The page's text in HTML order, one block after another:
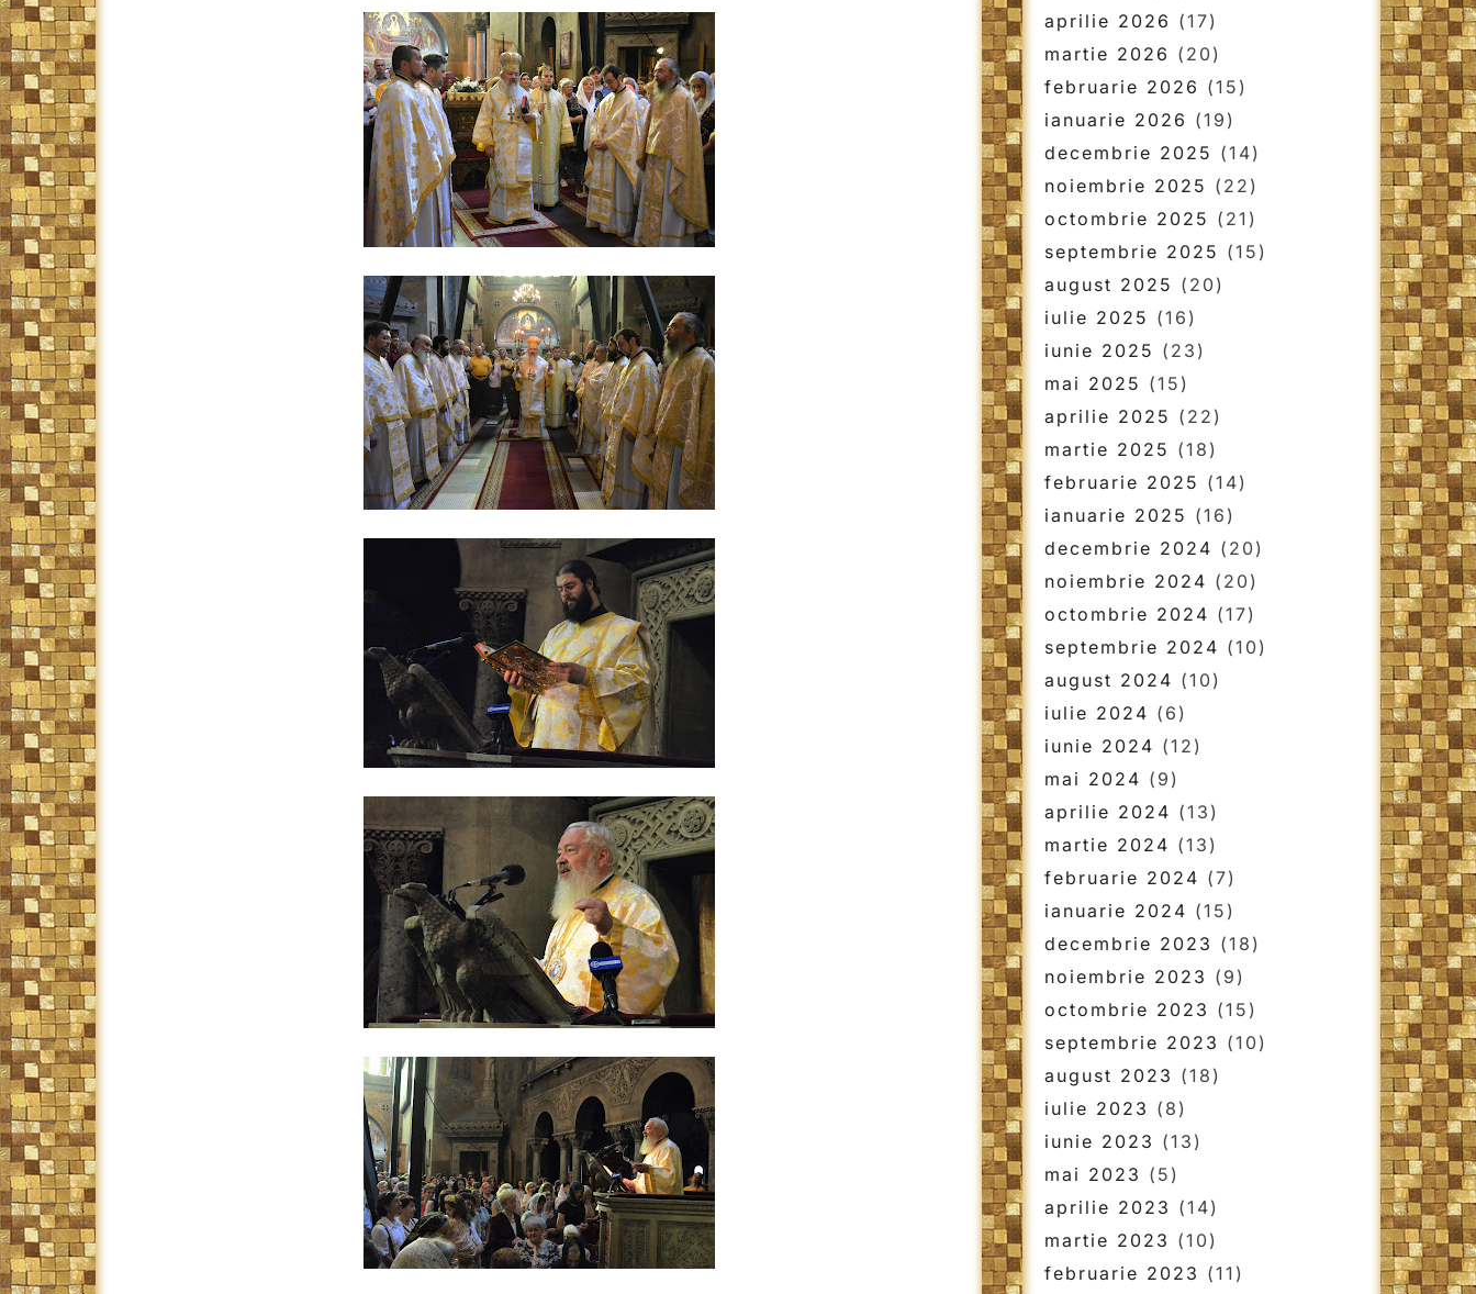
aprilie 2026 (17)
martie 2026 (20)
februarie 2026 (15)
ianuarie 2026 (19)
decembrie 2025 (14)
noiembrie 2025 (22)
octombrie 2025 (21)
septembrie 2025 (15)
august 2025 (20)
iulie 2025 (16)
iunie 2025 (23)
mai 2025 (15)
aprilie 2025 (22)
martie 2025 (18)
februarie 2025 (14)
ianuarie 2025 (16)
decembrie 2024 (20)
noiembrie 2024 (20)
octombrie 2024 (17)
septembrie 2024 (10)
august 2024 (10)
iulie 2024 (6)
iunie 2024 (12)
mai 2024 (9)
aprilie 2024 (13)
martie 2024 (13)
februarie 2024 (7)
ianuarie 2024 (15)
decembrie 2023 (18)
noiembrie 2023 (9)
octombrie 2023 (15)
septembrie 2023 (10)
august 2023 (18)
iulie 2023 (8)
iunie 2023 (13)
mai 2023 (5)
aprilie 2023 (14)
martie 2023 (10)
februarie 2023 (11)